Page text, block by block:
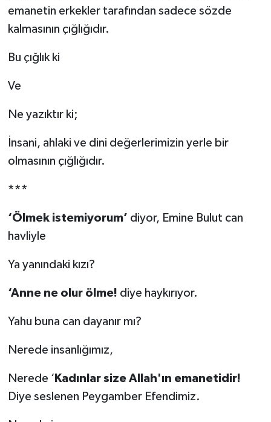
emanetin erkekler tarafından sadece sözde
kalmasının çığlığıdır.
Bu çığlık ki
Ve
Ne yazıktır ki;
İnsani, ahlaki ve dini değerlerimizin yerle bir
olmasının çığlığıdır.
***
‘Ölmek istemiyorum’ diyor, Emine Bulut can
havliyle
Ya yanındaki kızı?
‘Anne ne olur ölme! diye haykırıyor.
Yahu buna can dayanır mı?
Nerede insanlığımız,
Nerede ‘ Kadınlar size Allah'ın emanetidir!
Diye seslenen Peygamber Efendimiz.